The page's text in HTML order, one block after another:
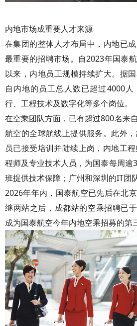
内地市场成重要人才来源
在集团的整体人才布局中，内地已
最重要的招聘市场。自2023年国泰
以来，内地员工规模持续扩大。据
自内地的员工总人数已超过4000
行、工程技术及数字化等多个岗位。
在空乘团队方面，已有超过800名来
航空的全球航线上提供服务。此外
员已接受培训并陆续上岗，内地工
程师及专业技术人员，为国泰每周逾
班提供技术保障；广州和深圳的IT团
2026年年内，国泰航空已先后在北
继两站之后，成都站的空乘招聘已
成为国泰航空今年内地空乘招募的第